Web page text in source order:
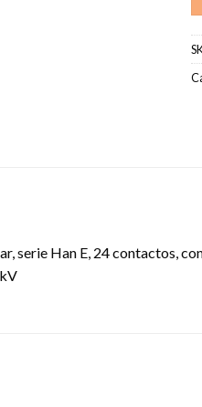
serie Han E, 24 contactos,